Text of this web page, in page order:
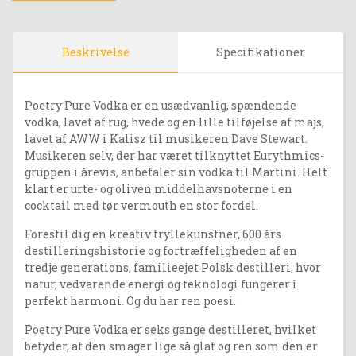
Beskrivelse Specifikationer
Poetry Pure Vodka er en usædvanlig, spændende
vodka, lavet af rug, hvede og en lille tilføjelse af majs,
lavet af AWW i Kalisz til musikeren Dave Stewart.
Musikeren selv, der har været tilknyttet Eurythmics-
gruppen i årevis, anbefaler sin vodka til Martini. Helt
klart er urte- og oliven middelhavsnoterne i en
cocktail med tør vermouth en stor fordel.
Forestil dig en kreativ tryllekunstner, 600 års
destilleringshistorie og fortræffeligheden af ​​en
tredje generations, familieejet Polsk destilleri, hvor
natur, vedvarende energi og teknologi fungerer i
perfekt harmoni. Og du har ren poesi.
Poetry Pure Vodka er seks gange destilleret, hvilket
betyder, at den smager lige så glat og ren som den er